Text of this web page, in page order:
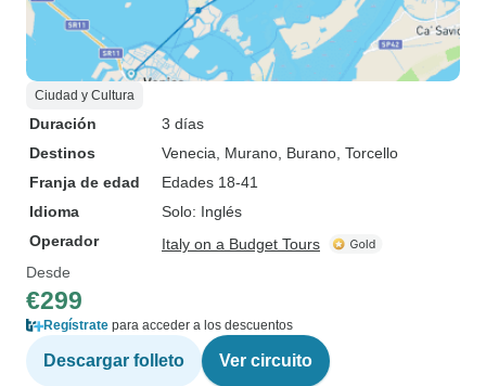
Ciudad y Cultura
Duración
3 días
Destinos
Venecia , Murano , Burano , Torcello
Franja de edad
Edades 18-41
Idioma
Solo: Inglés
Operador
Italy on a Budget Tours
Desde
€299
Regístrate para acceder a los descuentos
Descargar folleto Ver circuito